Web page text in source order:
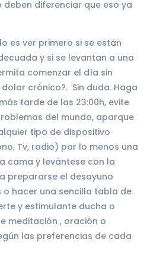
deben diferenciar que eso ya
es ver primero si se están
y si se levantan a una
comenzar el día sin
crónico?. Sin duda. Haga
tarde de las 23:00h, evite
del mundo, aparque
tipo de dispositivo
Tv, radio) por lo menos una
cama y levántese con la
prepararse el desayuno
hacer una sencilla tabla de
y estimulante ducha o
meditación , oración o
las preferencias de cada